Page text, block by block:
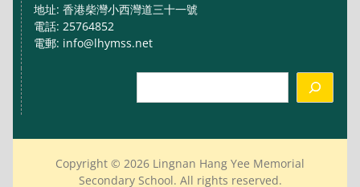
地址: 香港柴灣小西灣道三十一號
電話: 25764852
電郵: info@lhymss.net
Copyright © 2026 Lingnan Hang Yee Memorial
Secondary School. All rights reserved.